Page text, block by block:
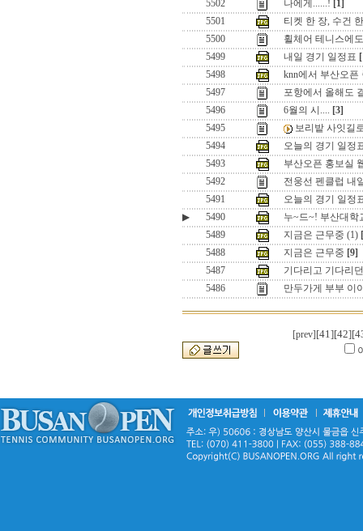
5502
나에게......! [1]
5501
티켓 한 장, 수건
5500
휠체어 테니스에
5499
내일 경기 일정표
5498
knn에서 부산오픈
5497
포항에서 올해도
5496
6월의 시.... [3]
5495
보리밭 사잇길
5494
오늘의 경기 일정
5493
부산오픈 홍보실
5492
전웅선 펜클럽 내
5491
오늘의 경기 일정
▶
5490
누~드~! 부산대학
5489
지금은 근무중 (1)
5488
지금은 근무중 [9]
5487
기다리고 기다리
5486
만두가게 부부 이
[prev] [41][42]